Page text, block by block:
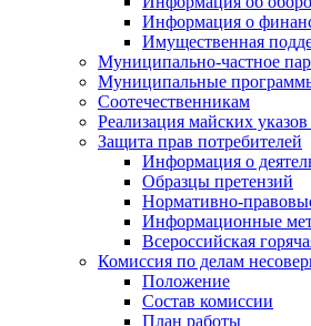
Информация о
Имущественная
Муниципально-частное
Муниципальные
Соотечественникам
Реализация майских
Защита прав потребителей
Информация о
Образцы претензий
Нормативно-
Информационные
Всероссийская
Комиссия по делам
Положение
Состав комиссии
План работы